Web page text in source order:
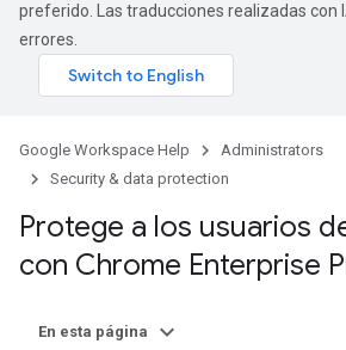
preferido. Las traducciones realizadas con
errores.
Google Workspace Help
Administrators
Security & data protection
Protege a los usuarios
con Chrome Enterprise
En esta página